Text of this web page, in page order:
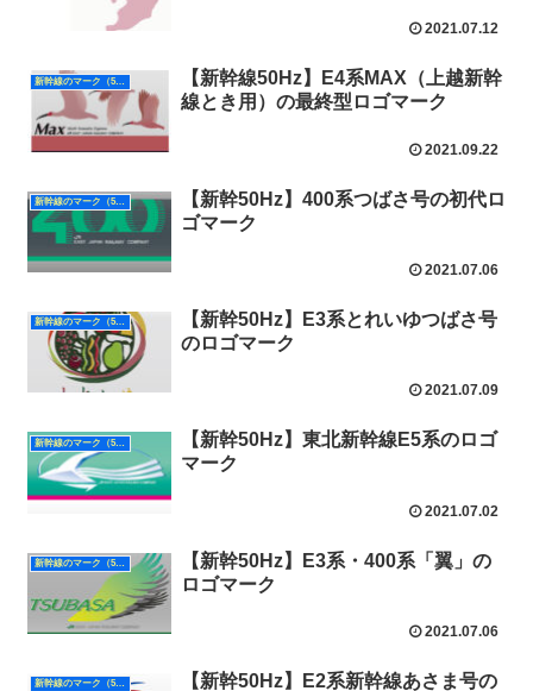
2021.07.12
新幹線のマーク（50Hz）
【新幹線50Hz】E4系MAX（上越新幹
線とき用）の最終型ロゴマーク
2021.09.22
新幹線のマーク（50Hz）
【新幹50Hz】400系つばさ号の初代ロ
ゴマーク
2021.07.06
新幹線のマーク（50Hz）
【新幹50Hz】E3系とれいゆつばさ号
のロゴマーク
2021.07.09
新幹線のマーク（50Hz）
【新幹50Hz】東北新幹線E5系のロゴ
マーク
2021.07.02
新幹線のマーク（50Hz）
【新幹50Hz】E3系・400系「翼」の
ロゴマーク
2021.07.06
新幹線のマーク（50Hz）
【新幹50Hz】E2系新幹線あさま号の